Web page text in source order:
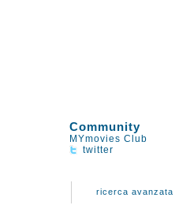
Community
MYmovies Club
twitter
ricerca avanzata